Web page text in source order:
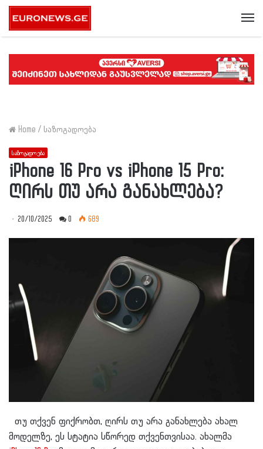
Home / საზოგადოება
საზოგადოება
iPhone 16 Pro vs iPhone 15 Pro:
ღირს თუ არა განახლება?
20/10/2025 0 689
თუ თქვენ ფიქრობთ, ღირს თუ არა განახლება ახალ
მოდელზე, ეს სტატია სწორედ თქვენთვისაა. ახალმა